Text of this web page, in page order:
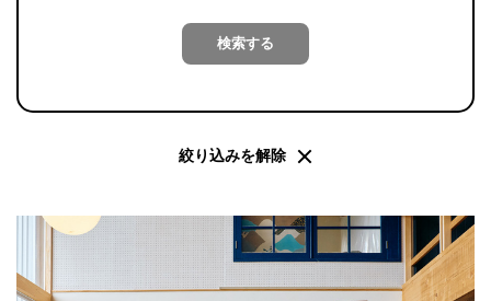
はい
会社概
要
企業の
方へ
検索する
絞り込みを解除